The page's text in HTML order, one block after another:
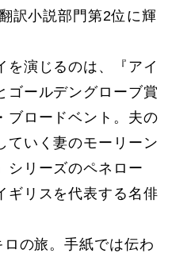
訳小説部門第2位に輝
を演じるのは、『アイ
ゴールデングローブ賞
ブロードベント。夫の
ていく妻のモーリーン
シリーズのペネロー
ギリスを代表する名俳
の旅。手紙では伝わ